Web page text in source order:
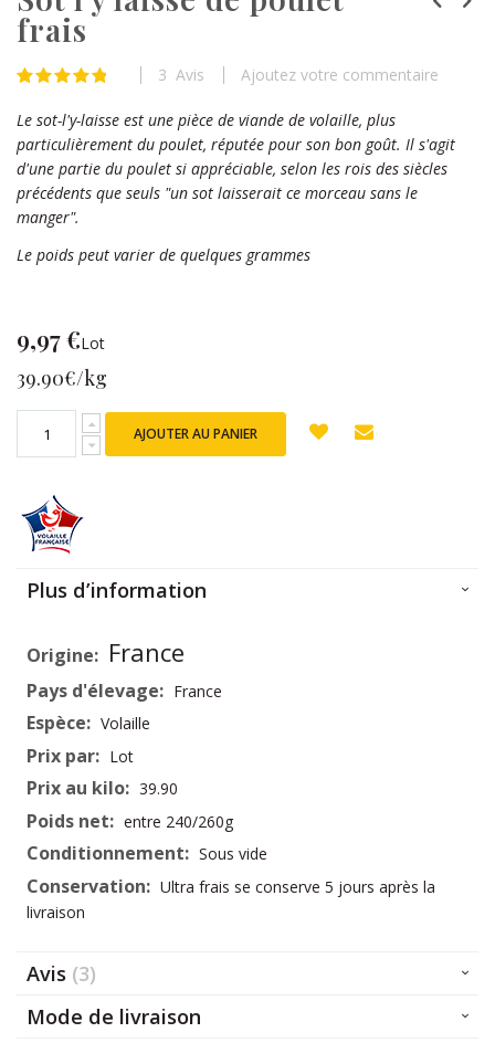
the
beginning
of
images
gallery
frais
Évaluation: 3 Avis Ajoutez votre commentaire
Le sot-l'y-laisse est une pièce de viande de volaille, plus
particulièrement du poulet, réputée pour son bon goût. Il s'agit
d'une partie du poulet si appréciable, selon les rois des siècles
précédents que seuls "un sot laisserait ce morceau sans le
manger".
Le poids peut varier de quelques grammes
9,97 €Lot
39.90€/kg
AJOUTER AU PANIER
Plus d’information
Plus
d’informationFrance
France
Volaille
Lot
39.90
entre 240/260g
Sous vide
Ultra frais se conserve 5 jours après la
livraison
Avis 3
Mode de livraison